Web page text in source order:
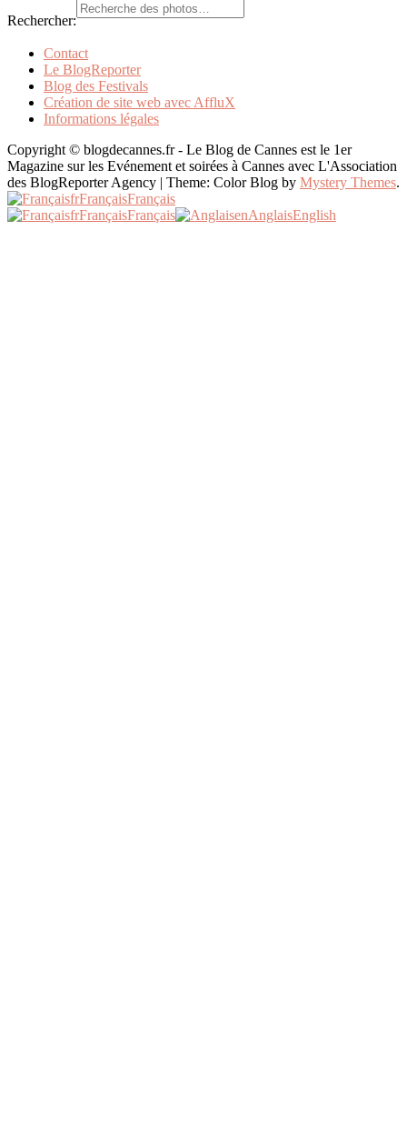
Rechercher:
Contact
Le BlogReporter
Blog des Festivals
Création de site web avec AffluX
Informations légales
Copyright © blogdecannes.fr - Le Blog de Cannes est le 1er
Magazine sur les Evénement et soirées à Cannes avec L'Association
des BlogReporter Agency | Theme: Color Blog by Mystery Themes.
frFrançaisFrançais
frFrançaisFrançais enAnglaisEnglish